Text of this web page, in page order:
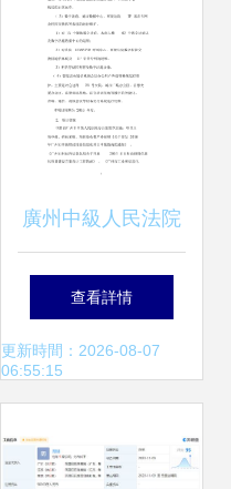
為核心
廣州中級人民法院
信息化系統運維項
目績效評價自評報
查看詳情
更新時間：2026-08-07
06:55:15